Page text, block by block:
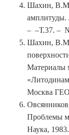
Шахин, В.М.
амплитуды.
– –Т.37. –
Шахин, В.М.
Материалы
Москва
Проблемы
Наука,